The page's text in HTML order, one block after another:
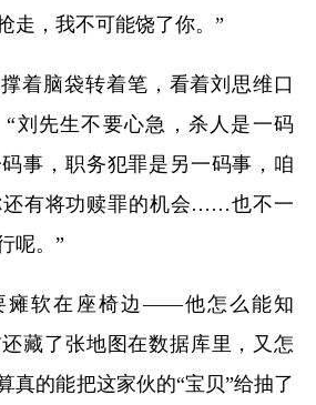
走，我不可能饶了你。”
着脑袋转着笔，看着刘思维口
刘先生不要心急，杀人是一码
事，职务犯罪是另一码事，咱
还有将功赎罪的机会……也不一
呢。”
瘫软在座椅边——他怎么能知
藏了张地图在数据库里，又怎
真的能把这家伙的“宝贝”给抽了